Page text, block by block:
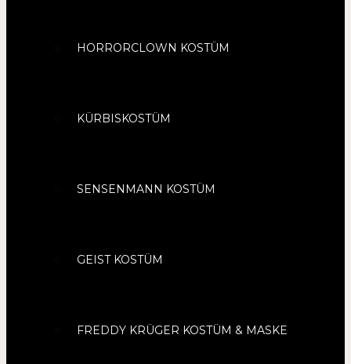
HORRORCLOWN KOSTÜM
KÜRBISKOSTÜM
SENSENMANN KOSTÜM
GEIST KOSTÜM
FREDDY KRÜGER KOSTÜM & MASKE